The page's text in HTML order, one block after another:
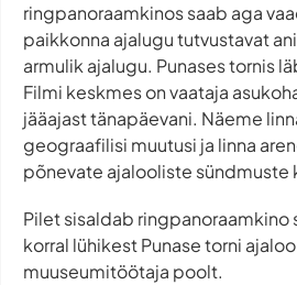
ringpanoraamkinos saab aga
paikkonna ajalugu tutvustavat
armulik ajalugu. Punases tornis
Filmi keskmes on vaataja
jääajast tänapäevani. Näeme
geograafilisi muutusi ja linna
põnevate ajalooliste sündmuste
Pilet sisaldab ringpanoraamkino
korral lühikest Punase torni
muuseumitöötaja poolt.